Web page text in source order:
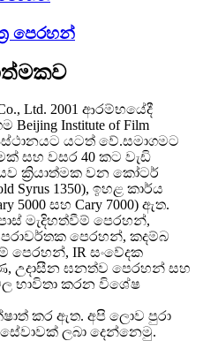
පෙරහන්
Ltd. 2001 ආරම්භයේදී
Institute of Film
යටත් වේ.සමාගමට
සහ වසර 40 කට වැඩි
ක්‍රියාත්මක වන කෝටර්
Syrus 1350), ඉහළ කාර්ය
සහ Cary 7000) ඇත.
මැදිහත්වීම් පෙරහන්,
පෙරහන්, කදම්බ
පෙරහන්, IR සංවේදක
උදාසීන ඝනත්ව පෙරහන් සහ
භාවිතා කරන විශේෂ
කර ඇත. අපි ලොව පුරා
ලබා දෙන්නෙමු.